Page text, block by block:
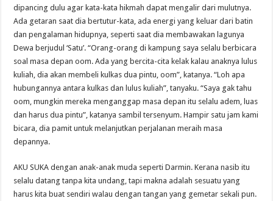
dipancing dulu agar kata-kata hikmah dapat mengalir dari mulutnya.
Ada getaran saat dia bertutur-kata, ada energi yang keluar dari batin
dan pengalaman hidupnya, seperti saat dia membawakan lagunya
Dewa berjudul ‘Satu’. “Orang-orang di kampung saya selalu berbicara
soal masa depan oom. Ada yang bercita-cita kelak kalau anaknya lulus
kuliah, dia akan membeli kulkas dua pintu, oom”, katanya. “Loh apa
hubungannya antara kulkas dan lulus kuliah”, tanyaku. “Saya gak tahu
oom, mungkin mereka menganggap masa depan itu selalu adem, luas
dan harus dua pintu”, katanya sambil tersenyum. Hampir satu jam kami
bicara, dia pamit untuk melanjutkan perjalanan meraih masa
depannya.
AKU SUKA dengan anak-anak muda seperti Darmin. Kerana nasib itu
selalu datang tanpa kita undang, tapi makna adalah sesuatu yang
harus kita buat sendiri walau dengan tangan yang gemetar sekali pun.